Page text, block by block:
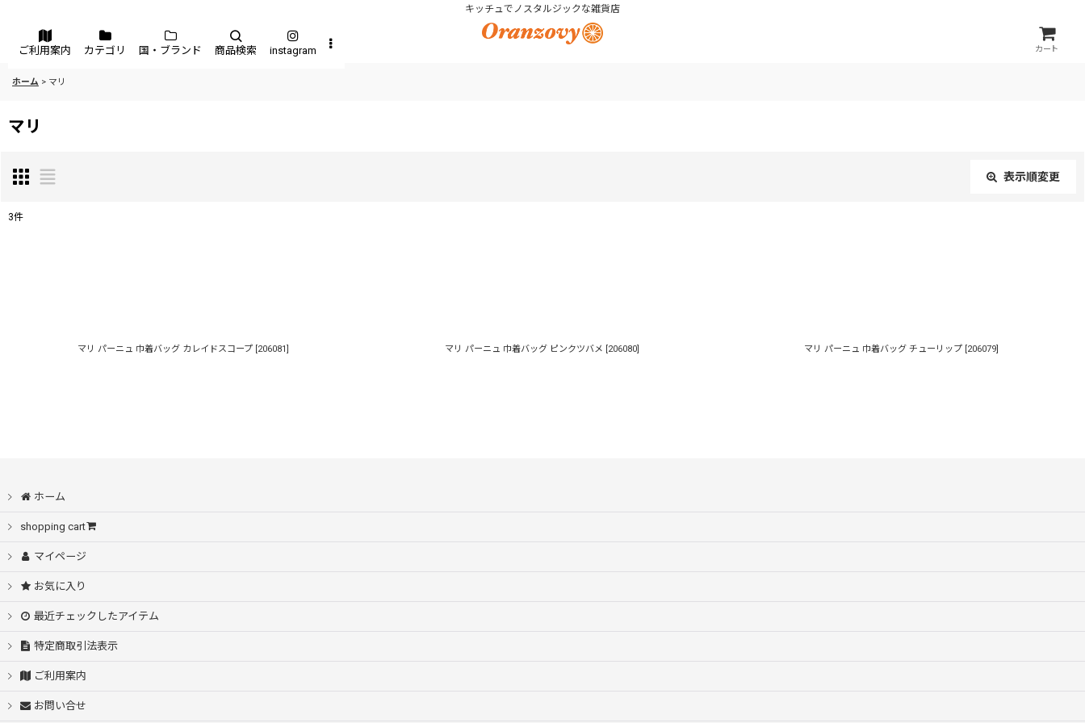
キッチュでノスタルジックな雑貨店
メニュー カート
ご利用案内 カテゴリ 国・ブランド 商品検索 instagram
ホーム > マリ
マリ
表示順変更
絞り込む
3件
マリ パーニュ 巾着バッグ カレイドスコープ [206081] マリ パーニュ 巾着バッグ ピンクツバメ [206080] マリ パーニュ 巾着バッグ チューリップ [206079]
ホーム
shopping cart
マイページ
お気に入り
最近チェックしたアイテム
特定商取引法表示
ご利用案内
お問い合せ